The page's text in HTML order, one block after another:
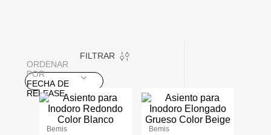
FILTRAR
ORDENAR
POR
FECHA DE
RELEASE
Bemis Bemis